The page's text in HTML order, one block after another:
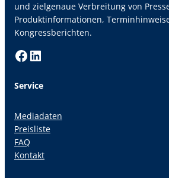
und zielgenaue Verbreitung von
Produktinformationen,
Kongressberichten.
Facebook LinkedIn
Service
Mediadaten
Preisliste
FAQ
Kontakt